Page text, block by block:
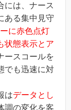
には、ナース
ある集中見守
に赤色点灯
状態表示とア
ースコールを
でも迅速に対
はデータとし
調の変化を客